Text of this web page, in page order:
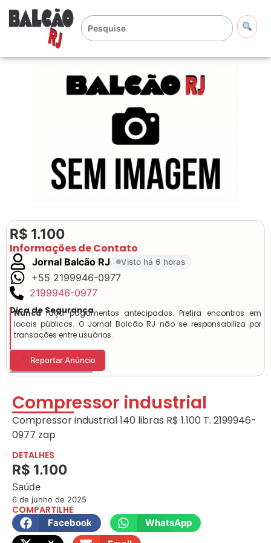
R$ 1.100
Informações de Contato
Jornal Balcão RJ Visto há 6 horas
+55 2199946-0977
2199946-0977
Dica de Segurança
Nuncafaça pagamentos antecipados. Prefira encontros em
locais públicos. O Jornal Balcão RJ não se responsabiliza por
transações entre usuários.
Reportar Anúncio
Compressor industrial
Compressor industrial 140 libras R$ 1.100 T. 2199946-
0977 zap
DETALHES
R$ 1.100
Saúde
6 de junho de 2025
COMPARTILHE
Facebook
WhatsApp